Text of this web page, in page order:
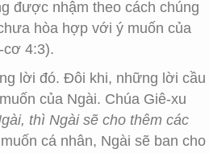
được nhậm theo cách chúng
hòa hợp với ý muốn của
4:3).
lời đó. Đôi khi, những lời cầu
của Ngài. Chúa Giê-xu
thì Ngài sẽ cho thêm các
cá nhân, Ngài sẽ ban cho